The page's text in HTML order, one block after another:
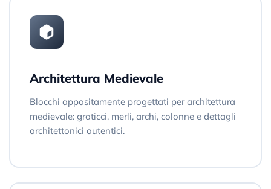
Architettura Medievale
Blocchi appositamente progettati per architettura
medievale: graticci, merli, archi, colonne e dettagli
architettonici autentici.